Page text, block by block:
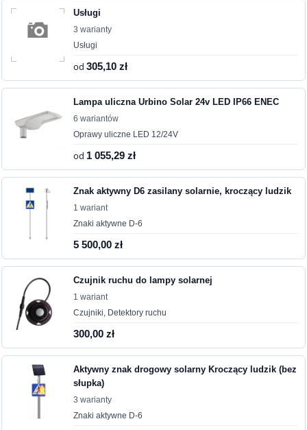
Usługi
3 warianty
Usługi
od305,10 zł
Lampa uliczna Urbino Solar 24v LED IP66 ENEC
6 wariantów
Oprawy uliczne LED 12/24V
od 1 055,29 zł
Znak aktywny D6 zasilany solarnie, kroczący ludzik
1 wariant
Znaki aktywne D-6
5 500,00 zł
Czujnik ruchu do lampy solarnej
1 wariant
Czujniki, Detektory ruchu
300,00 zł
Aktywny znak drogowy solarny Kroczący ludzik (bez
słupka)
3 warianty
Znaki aktywne D-6